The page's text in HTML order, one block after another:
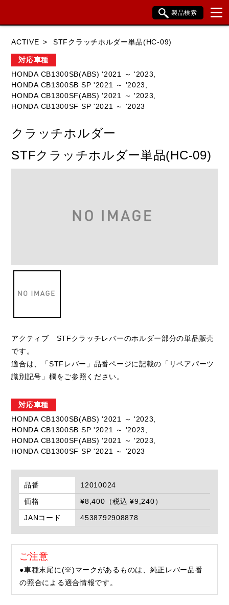
製品検索
HONDA YAMAHA SUZUKI
HARLEY DAVIDSON
ACTIVE STFクラッチホルダー単品(HC-09)
対応車種
HONDA CB1300SB(ABS) '2021 ～ '2023,
HONDA CB1300SB SP '2021 ～ '2023,
HONDA CB1300SF(ABS) '2021 ～ '2023,
HONDA CB1300SF SP '2021 ～ '2023
クラッチホルダー
STFクラッチホルダー単品(HC-09)
アクティブ STFクラッチレバーのホルダー部分の単品販売
です。
適合は、「STFレバー」品番ページに記載の「リペアパーツ
識別記号」欄をご参照ください。
対応車種
HONDA CB1300SB(ABS) '2021 ～ '2023,
HONDA CB1300SB SP '2021 ～ '2023,
HONDA CB1300SF(ABS) '2021 ～ '2023,
HONDA CB1300SF SP '2021 ～ '2023
品番
12010024
価格
¥8,400（税込 ¥9,240）
JANコード
4538792908878
ご注意
●車種末尾に(※)マークがあるものは、純正レバー品番
の照合による適合情報です。